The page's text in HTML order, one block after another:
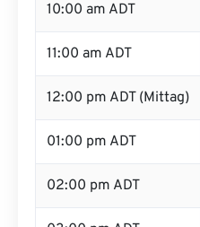
10:00 am ADT
11:00 am ADT
12:00 pm ADT (Mittag)
01:00 pm ADT
02:00 pm ADT